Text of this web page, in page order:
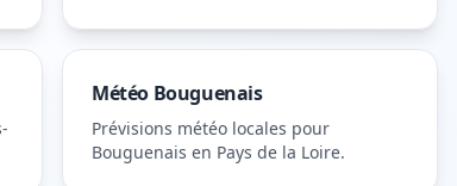
Météo Bouguenais
Prévisions météo locales pour
Bouguenais en Pays de la Loire.